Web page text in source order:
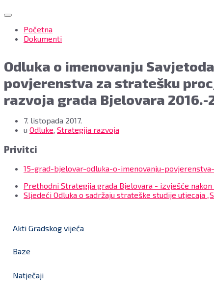
Početna
Dokumenti
Odluka o imenovanju
povjerenstva za stratešku
razvoja grada Bjelovara 2016.-
7. listopada 2017.
u Odluke, Strategija razvoja
Privitci
15-grad-bjelovar-odluka-o-imenovanju-
Prethodni Strategija grada Bjelovara - izvješće
Sljedeći Odluka o sadržaju strateške studije utjecaja
Akti Gradskog vijeća
Baze
Natječaji